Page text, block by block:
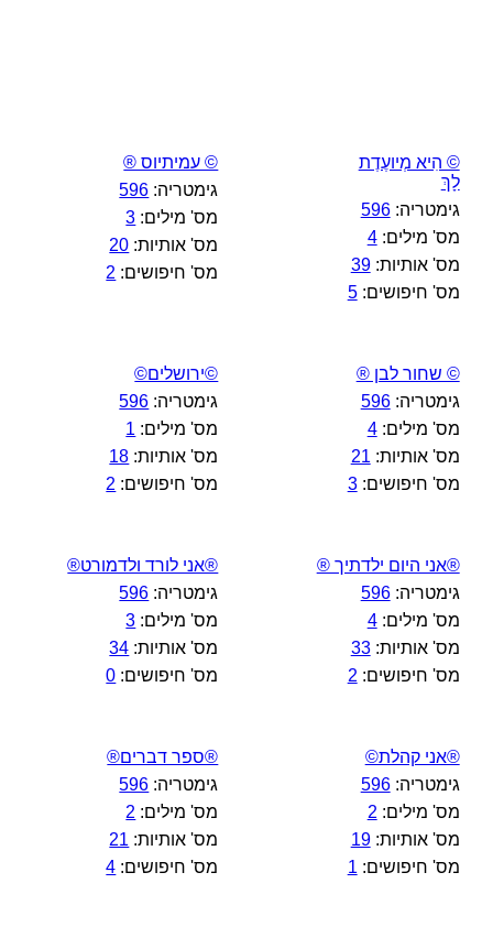
© הִיא מְיועֶדֶת
לָךְ
גימטריה:596
מס' מילים:4
מס' אותיות:39
מס' חיפושים:5
© עמיתיוס ®
גימטריה: 596
מס' מילים: 3
מס' אותיות: 20
מס' חיפושים: 2
© שחור לבן ®
גימטריה:596
מס' מילים:4
מס' אותיות: 21
מס' חיפושים:3
©ירושלים©
גימטריה: 596
מס' מילים: 1
מס' אותיות: 18
מס' חיפושים: 2
®אני היום ילדתיך ®
גימטריה:596
מס' מילים:4
מס' אותיות:33
מס' חיפושים: 2
®אני לורד ולדמורט®
גימטריה: 596
מס' מילים: 3
מס' אותיות: 34
מס' חיפושים: 0
®אני קהלת©
גימטריה:596
מס' מילים: 2
מס' אותיות:19
מס' חיפושים: 1
®ספר דברים®
גימטריה: 596
מס' מילים: 2
מס' אותיות: 21
מס' חיפושים: 4